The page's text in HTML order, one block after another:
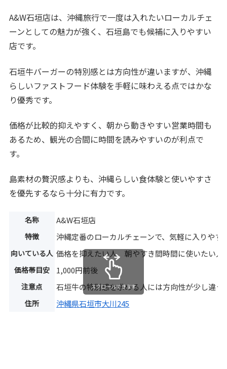
A&W石垣店は、沖縄旅行で一度は入れたいローカルチェ
ーンとしての魅力が強く、石垣島でも候補に入りやすい
店です。
石垣牛バーガーの特別感とは方向性が違いますが、沖縄
らしいファストフード体験を手軽に味わえる点ではかな
り優秀です。
価格が比較的抑えやすく、朝から動きやすい営業時間も
あるため、観光の合間に時間を読みやすいのが利点で
す。
島素材の贅沢感よりも、沖縄らしい食体験と使いやすさ
を優先するなら十分に有力です。
名称 A&W石垣店
特徴 沖縄定番のローカルチェーンで、気軽に入りやす
向いている人 価格を抑えたい人、朝やすき間時間に使いたい人
価格帯目安 1,000円前後
注意点 石垣牛の特別感を求める人には方向性が少し違う
住所 沖縄県石垣市大川245
スクロールできます